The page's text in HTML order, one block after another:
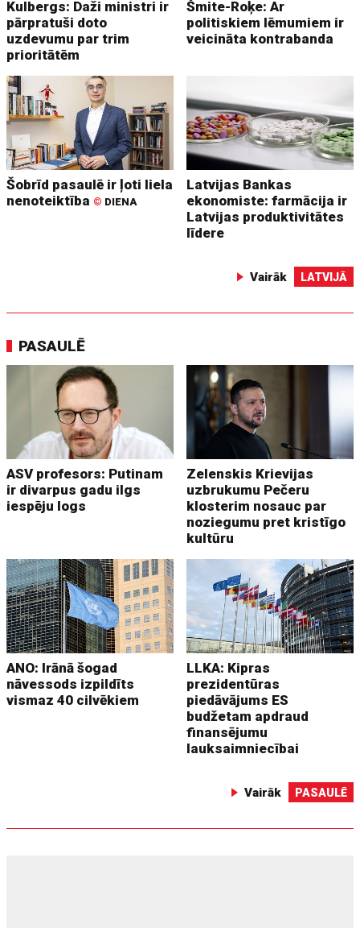
Kulbergs: Daži ministri ir
pārpratuši doto
uzdevumu par trim
prioritātēm
Šmite-Roķe: Ar
politiskiem lēmumiem ir
veicināta kontrabanda
Šobrīd pasaulē ir ļoti liela
nenoteiktība © DIENA
Latvijas Bankas
ekonomiste: farmācija ir
Latvijas produktivitātes
līdere
Vairāk LATVIJĀ
PASAULĒ
ASV profesors: Putinam
ir divarpus gadu ilgs
iespēju logs
Zelenskis Krievijas
uzbrukumu Pečeru
klosterim nosauc par
noziegumu pret kristīgo
kultūru
ANO: Irānā šogad
nāvessods izpildīts
vismaz 40 cilvēkiem
LLKA: Kipras
prezidentūras
piedāvājums ES
budžetam apdraud
finansējumu
lauksaimniecībai
Vairāk PASAULĒ